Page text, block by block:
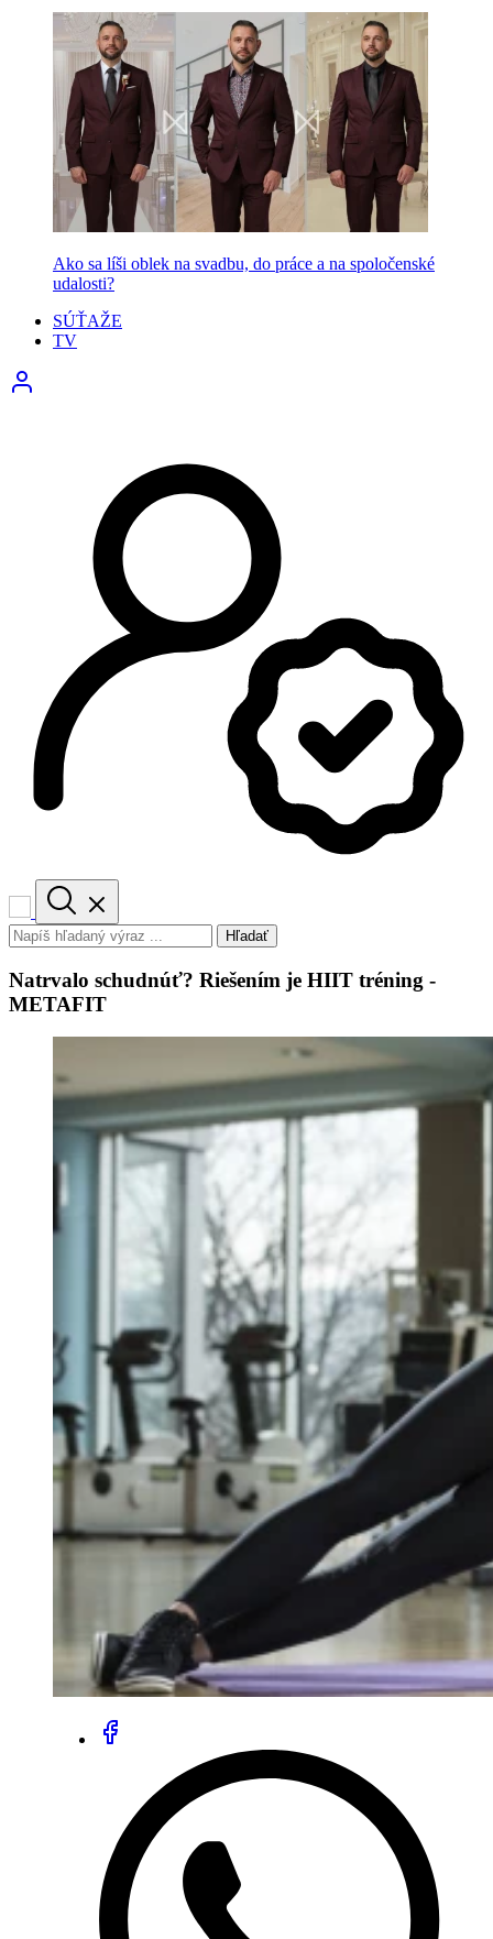
Ako sa líši oblek na svadbu, do práce a na spoločenské
udalosti?
SÚŤAŽE
TV
Hľadať
Natrvalo schudnúť? Riešením je HIIT tréning -
METAFIT